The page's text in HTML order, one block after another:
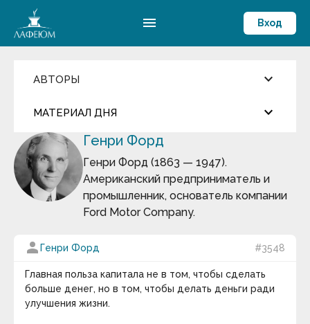
menu Вход
АВТОРЫ keyboard_arrow_down
close
Фильмы и Сериалы
Пословицы и поговорки
Аамир Кхан
Абрахам Маслоу
Абу-ль-Фарадж бин Харун
Абуль-Фарадж ибн аль-Джаузи
Август Бебель
Авессалом Подводный
Авиценна
Авл Корнелий Цельс
Авраам Линкольн
Аврелий Августин
Адам Смит
Генри Форд
Генри Форд (1863 — 1947).
Американский предприниматель и
промышленник, основатель компании
Ford Motor Company.
person Генри Форд #3548
Главная польза капитала не в том, чтобы сделать
больше денег, но в том, чтобы делать деньги ради
улучшения жизни.
МАТЕРИАЛ ДНЯ keyboard_arrow_down
Цитата дня
Джаред Даймонд
объяснения — занятие не только плодотворное,
keyboard_arrow_down
Термин дня